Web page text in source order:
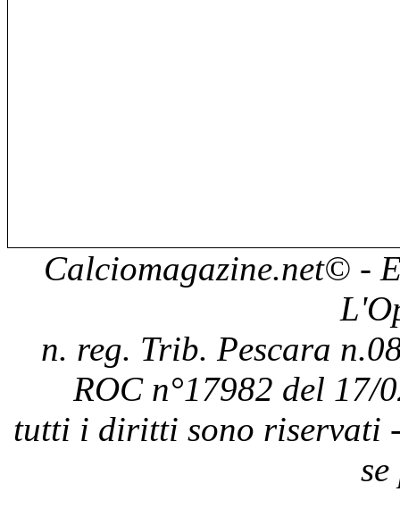
Calciomagazine.net© -
n. reg. Trib. Pescara
ROC n°17982 del 17/
tutti i diritti sono riservati